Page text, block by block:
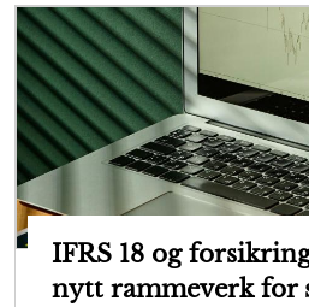
IFRS 18 og
nytt rammeverk for